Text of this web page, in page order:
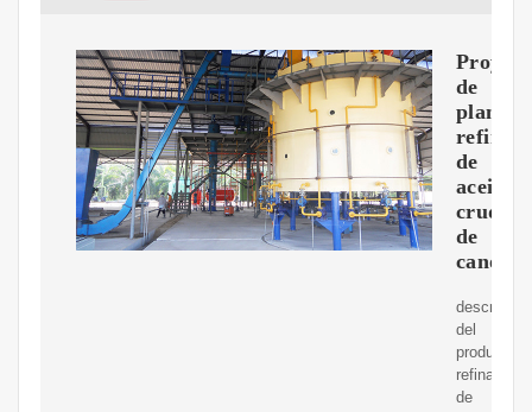
de
planta
de
aceite
crudo
de
canola
del
refinadora
de